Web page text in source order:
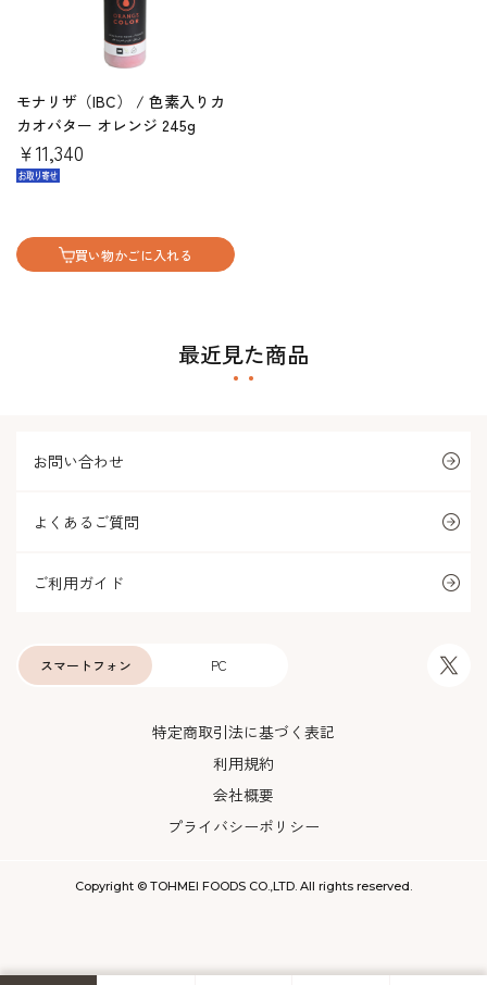
モナリザ（IBC） / 色素入りカ
カオバター オレンジ 245g
￥11,340
買い物かごに入れる
最近見た商品
お問い合わせ
よくあるご質問
ご利用ガイド
PC
スマートフォン
特定商取引法に基づく表記
利用規約
会社概要
プライバシーポリシー
Copyright © TOHMEI FOODS CO.,LTD. All rights reserved.